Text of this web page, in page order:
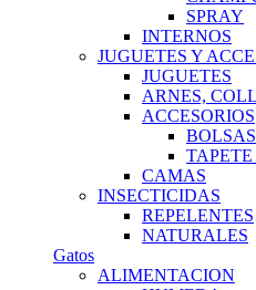
SPRAY
INTERNOS
JUGUETES Y
JUGUETES
ARNES,
ACCESORIOS
CAMAS
INSECTICIDAS
REPELENTES
NATURALES
Gatos
ALIMENTACION